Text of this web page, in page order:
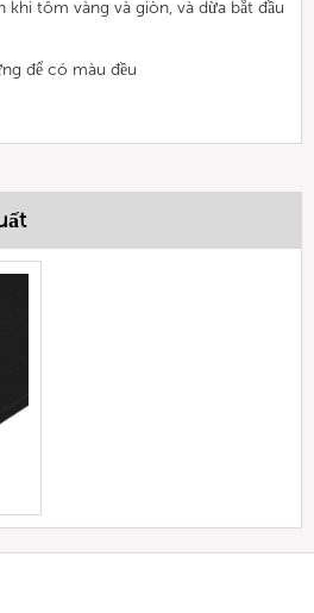
tôm vàng và giòn, và dừa bắt đầu
để có màu đều